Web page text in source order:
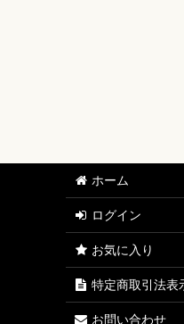
【ワンピース
【ワンピースカ
【ワンピース
【ワンピースカ
【ワンピースカ
ホーム
ログイン
お気に入り
特定商取引法表
お問い合わせ